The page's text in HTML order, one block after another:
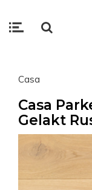
Casa
Casa
Gelakt